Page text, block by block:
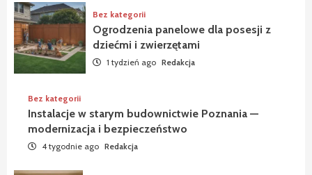
Bez kategorii
Ogrodzenia panelowe dla posesji z
dziećmi i zwierzętami
1 tydzień ago Redakcja
Bez kategorii
Instalacje w starym budownictwie Poznania —
modernizacja i bezpieczeństwo
4 tygodnie ago Redakcja